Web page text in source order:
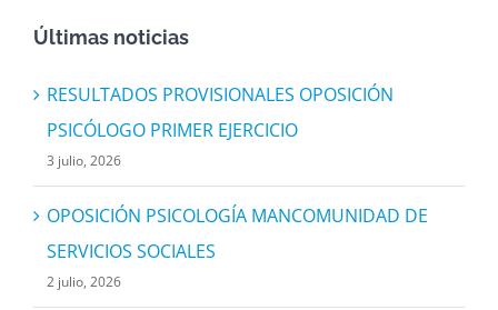
Últimas noticias
RESULTADOS PROVISIONALES OPOSICIÓN
PSICÓLOGO PRIMER EJERCICIO
3 julio, 2026
OPOSICIÓN PSICOLOGÍA MANCOMUNIDAD DE
SERVICIOS SOCIALES
2 julio, 2026